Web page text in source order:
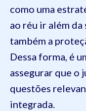
como uma
ao réu ir além
também a
Dessa forma, é
assegurar que o
questões
integrada.